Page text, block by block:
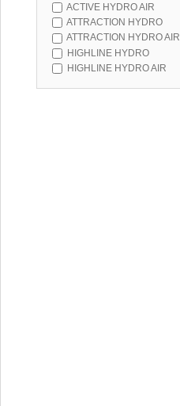
ACTIVE HYDRO AIR
ATTRACTION HYDRO
ATTRACTION HYDRO AIR
HIGHLINE HYDRO
HIGHLINE HYDRO AIR